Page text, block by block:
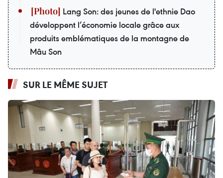
Lang Son: des jeunes de l'ethnie Dao
développent l’économie locale grâce aux
produits emblématiques de la montagne de
Mâu Son
SUR LE MÊME SUJET